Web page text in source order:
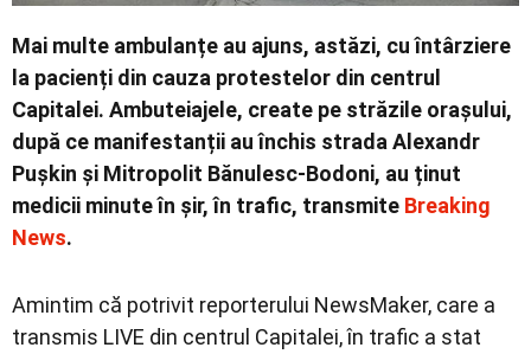
Mai multe ambulanțe au ajuns, astăzi, cu întârziere
la pacienți din cauza protestelor din centrul
Capitalei. Ambuteiajele, create pe străzile orașului,
după ce manifestanții au închis strada Alexandr
Pușkin și Mitropolit Bănulesc-Bodoni, au ținut
medicii minute în șir, în trafic, transmite Breaking
News.
Amintim că potrivit reporterului NewsMaker, care a
transmis LIVE din centrul Capitalei, în trafic a stat